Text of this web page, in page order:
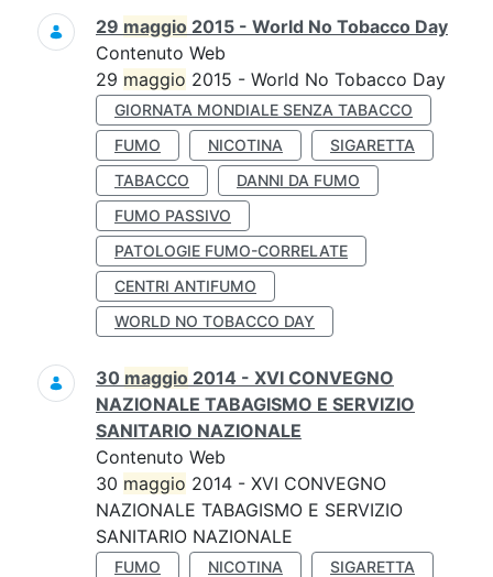
Ricerca
29 maggio 2015 - World No Tobacco Day
Contenuto Web
29 maggio 2015 - World No Tobacco Day
GIORNATA MONDIALE SENZA TABACCO
FUMO
NICOTINA
SIGARETTA
TABACCO
DANNI DA FUMO
FUMO PASSIVO
PATOLOGIE FUMO-CORRELATE
CENTRI ANTIFUMO
WORLD NO TOBACCO DAY
30 maggio 2014 - XVI CONVEGNO
NAZIONALE TABAGISMO E SERVIZIO
SANITARIO NAZIONALE
Contenuto Web
30 maggio 2014 - XVI CONVEGNO
NAZIONALE TABAGISMO E SERVIZIO
SANITARIO NAZIONALE
FUMO NICOTINA
SIGARETTA